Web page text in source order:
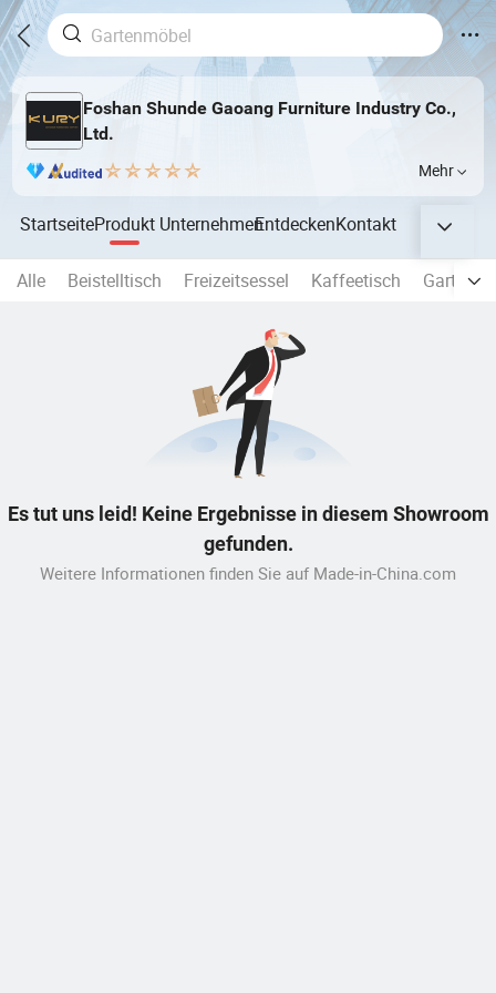
Foshan Shunde Gaoang Furniture Industry Co.,
Ltd.
Mehr
StartseiteProdukt UnternehmenEntdeckenKontakt
Alle Beistelltisch Freizeitsessel Kaffeetisch
Es tut uns leid! Keine Ergebnisse in diesem Showroom
gefunden.
Weitere Informationen finden Sie auf Made-in-China.com